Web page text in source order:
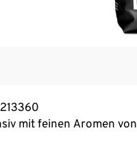
mit feinen Aromen